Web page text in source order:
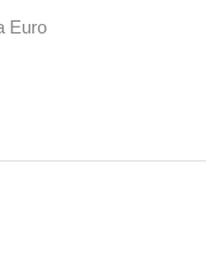
Euro